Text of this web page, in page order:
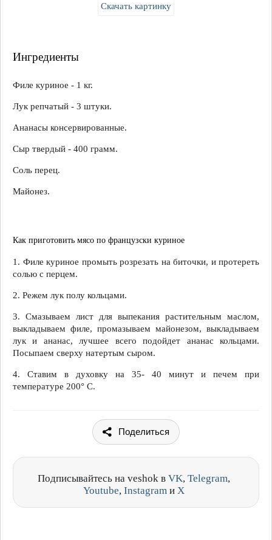
Скачать картинку
Ингредиенты
Филе куриное - 1 кг.
Лук репчатый - 3 штуки.
Ананасы консервированные.
Сыр твердый - 400 грамм.
Соль перец.
Майонез.
Как приготовить мясо по французски куриное
1. Филе куриное промыть розрезать на биточки, и протереть
солью с перцем.
2. Режем лук полу кольцами.
3. Смазываем лист для выпекания растительным маслом,
выкладываем филе, промазываем майонезом, выкладываем
лук и ананас, лучшее всего подойдет ананас кольцами.
Посыпаем сверху натертым сыром.
4. Ставим в духовку на 35- 40 минут и печем при
температуре 200° С.
Поделиться
Подписывайтесь на veshok в VK, Telegram,
Youtube, Instagram и X